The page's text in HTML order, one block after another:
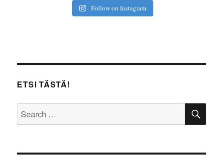
Follow on Instagram
ETSI TÄSTÄ!
Search
for: